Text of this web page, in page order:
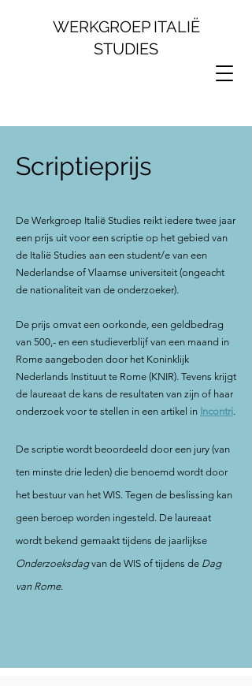
WERKGROEP ITALIË
STUDIES
Scriptieprijs
De Werkgroep Italië Studies reikt iedere twee jaar
een prijs uit voor een scriptie op het gebied van
de Italië Studies aan een student/e van een
Nederlandse of Vlaamse universiteit (ongeacht
de nationaliteit van de onderzoeker).
De prijs omvat een oorkonde, een geldbedrag
van 500,- en een studieverblijf van een maand in
Rome aangeboden door het Koninklijk
Nederlands Instituut te Rome (KNIR). Tevens krijgt
de laureaat de kans de resultaten van zijn of haar
onderzoek voor te stellen in een artikel in Incontri.
De scriptie wordt beoordeeld door een jury (van
ten minste drie leden) die benoemd wordt door
het bestuur van het WIS. Tegen de beslissing kan
geen beroep worden ingesteld. De laureaat
wordt bekend gemaakt tijdens de jaarlijkse
Onderzoeksdagvan de WIS of tijdens de Dag
van Rome.